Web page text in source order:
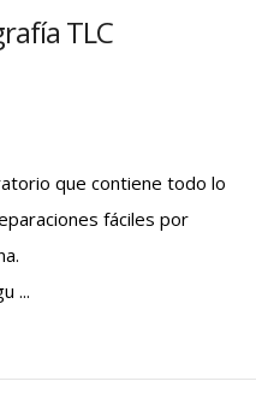
TLC
que contiene todo lo
fáciles por
...